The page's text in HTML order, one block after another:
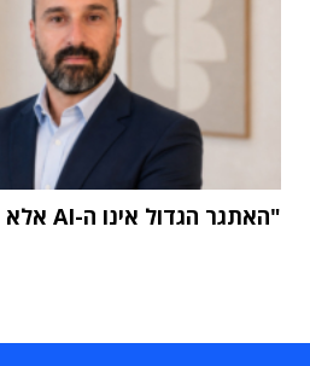
"האתגר הגדול אינו ה-AI אלא הטמעתה בארגון"